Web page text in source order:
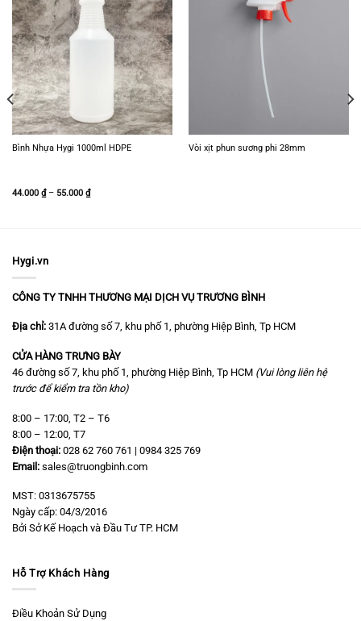
Bình Nhựa Hygi 1000ml HDPE
44.000 ₫ – 55.000 ₫Khoảng
giá:
Vòi xịt phun sương phi 28mm
Hygi.vn
CÔNG TY TNHH THƯƠNG MẠI DỊCH VỤ TRƯƠNG BÌNH
Địa chỉ: 31A đường số 7, khu phố 1, phường Hiệp Bình, Tp HCM
CỬA HÀNG TRƯNG BÀY
46 đường số 7, khu phố 1, phường Hiệp Bình, Tp HCM (Vui lòng liên hệ
trước để kiểm tra tồn kho)
8:00 – 17:00, T2 – T6
8:00 – 12:00, T7
Điện thoại: 028 62 760 761 | 0984 325 769
Email: sales@truongbinh.com
MST: 0313675755
Ngày cấp: 04/3/2016
Bởi Sở Kế Hoạch và Đầu Tư TP. HCM
Hỗ Trợ Khách Hàng
Điều Khoản Sử Dụng